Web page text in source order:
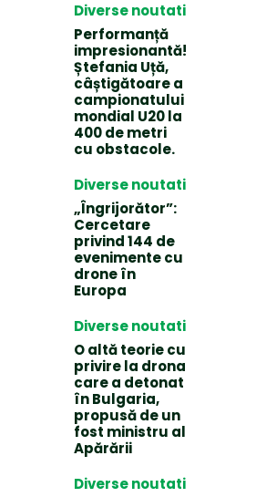
Diverse noutati
Performanță
impresionantă!
Ștefania Uță,
câștigătoare a
campionatului
mondial U20 la
400 de metri
cu obstacole.
Diverse noutati
„Îngrijorător”:
Cercetare
privind 144 de
evenimente cu
drone în
Europa
Diverse noutati
O altă teorie cu
privire la drona
care a detonat
în Bulgaria,
propusă de un
fost ministru al
Apărării
Diverse noutati